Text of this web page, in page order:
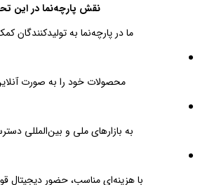
نقش پارچه‌نما در این
ما در پارچه‌نما به تولیدکنندگان
محصولات خود را به صورت
به بازارهای ملی و بین‌المللی
با هزینه‌ای مناسب، حضور دیجیتال